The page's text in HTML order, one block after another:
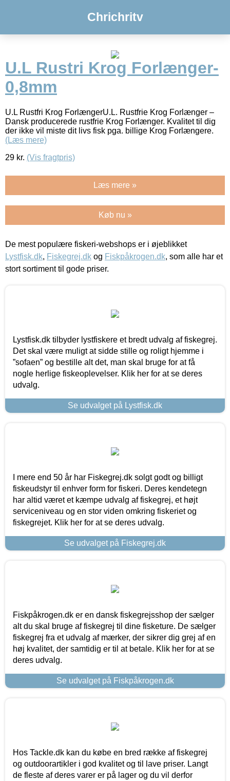
Chrichritv
U.L Rustri Krog Forlænger-
0,8mm
U.L Rustfri Krog ForlængerU.L. Rustfrie Krog Forlænger –
Dansk producerede rustfrie Krog Forlænger. Kvalitet til dig
der ikke vil miste dit livs fisk pga. billige Krog Forlængere.
(Læs mere)
29 kr. (Vis fragtpris)
Læs mere »
Køb nu »
De mest populære fiskeri-webshops er i øjeblikket
Lystfisk.dk, Fiskegrej.dk og Fiskpåkrogen.dk, som alle har et
stort sortiment til gode priser.
Lystfisk.dk tilbyder lystfiskere et bredt udvalg af fiskegrej.
Det skal være muligt at sidde stille og roligt hjemme i
”sofaen” og bestille alt det, man skal bruge for at få
nogle herlige fiskeoplevelser. Klik her for at se deres
udvalg.
Se udvalget på Lystfisk.dk
I mere end 50 år har Fiskegrej.dk solgt godt og billigt
fiskeudstyr til enhver form for fiskeri. Deres kendetegn
har altid været et kæmpe udvalg af fiskegrej, et højt
serviceniveau og en stor viden omkring fiskeriet og
fiskegrejet. Klik her for at se deres udvalg.
Se udvalget på Fiskegrej.dk
Fiskpåkrogen.dk er en dansk fiskegrejsshop der sælger
alt du skal bruge af fiskegrej til dine fisketure. De sælger
fiskegrej fra et udvalg af mærker, der sikrer dig grej af en
høj kvalitet, der samtidig er til at betale. Klik her for at se
deres udvalg.
Se udvalget på Fiskpåkrogen.dk
Hos Tackle.dk kan du købe en bred række af fiskegrej
og outdoorartikler i god kvalitet og til lave priser. Langt
de fleste af deres varer er på lager og du vil derfor